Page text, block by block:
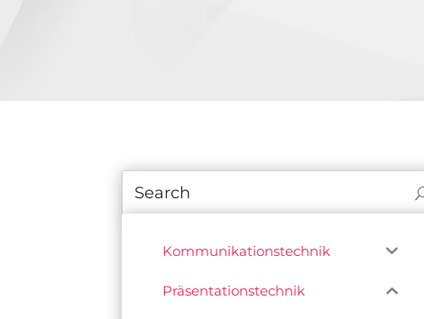
Kommunikationstechnik
Präsentationstechnik